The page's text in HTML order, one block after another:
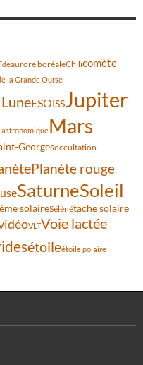
aurore boréaleChilicomète
la Grande Ourse
ESOISSJupiter
Mars
Georgesoccultation
Planète rouge
SaturneSoleil
solaireSélénétache solaire
VLTVoie lactée
étoileétoile polaire